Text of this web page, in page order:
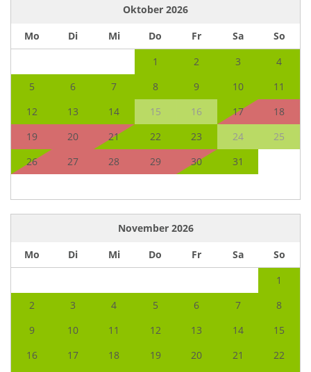
Oktober 2026
Mo
Di Mi Do Fr Sa
So
1
2 3
4
5
6 7 8 9 10
11
12
13 14 15 16 17
18
19
20 21 22 23 24
25
26
27 28 29 30 31
November 2026
Mo
Di Mi Do Fr Sa
So
1
2
3 4 5 6 7
8
9
10 11 12 13 14
15
16
17 18 19 20 21
22